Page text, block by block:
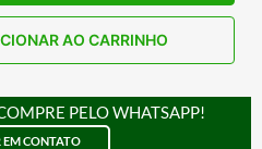
AO CARRINHO
PELO WHATSAPP!
EM CONTATO